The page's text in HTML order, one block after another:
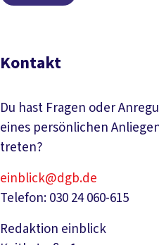
Kontakt
Du hast Fragen oder
eines persönlichen
treten?
einblick@dgb.de
Telefon: 030 24 060-615
Redaktion einblick